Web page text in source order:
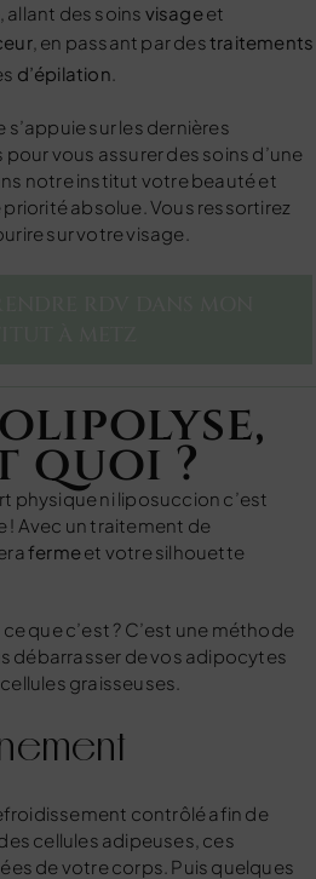
des soins visageet
, en passant par destraitements
d’épilation
sur les dernières
vous assurer des soins d’une
notre institut votre beauté et
absolue. Vous ressortirez
sur votre visage.
quoi ?
physique ni liposuccion c’est
! Avec un traitement de
fermeet votre silhouette
que c’est ? C’est une méthode
débarrasser de vos adipocytes
graisseuses.
contrôlé afin de
cellules adipeuses, ces
de votre corps. Puis quelques